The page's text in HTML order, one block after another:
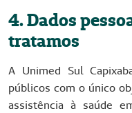
4. Dados
tratamos
A Unimed Sul
públicos com o único
assistência à saúde